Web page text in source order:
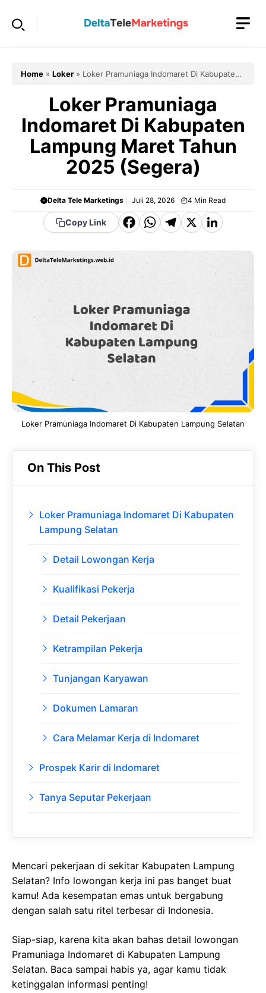
Home » Loker » Loker Pramuniaga Indomaret Di Kabupaten
Loker Pramuniaga
Indomaret Di Kabupaten
Lampung Maret Tahun
2025 (Segera)
Delta Tele Marketings Juli 28, 2026 4 Min Read
Copy Link
F
e
o
o
k
W
a
t
A
p
p
T
g
r
a
m
X Li
k
e
Loker Pramuniaga Indomaret Di Kabupaten Lampung Selatan
On This Post
Loker Pramuniaga Indomaret Di Kabupaten
Lampung Selatan
Detail Lowongan Kerja
Kualifikasi Pekerja
Detail Pekerjaan
Ketrampilan Pekerja
Tunjangan Karyawan
Dokumen Lamaran
Cara Melamar Kerja di Indomaret
Prospek Karir di Indomaret
Tanya Seputar Pekerjaan
Mencari pekerjaan di sekitar Kabupaten Lampung
Selatan? Info lowongan kerja ini pas banget buat
kamu! Ada kesempatan emas untuk bergabung
dengan salah satu ritel terbesar di Indonesia.
Siap-siap, karena kita akan bahas detail lowongan
Pramuniaga Indomaret di Kabupaten Lampung
Selatan. Baca sampai habis ya, agar kamu tidak
ketinggalan informasi penting!